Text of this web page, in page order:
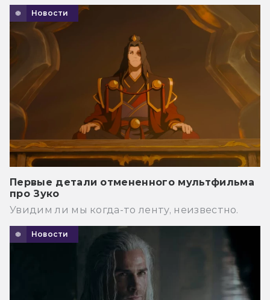
Новости
Первые детали отмененного мультфильма
про Зуко
Увидим ли мы когда-то ленту, неизвестно.
Новости